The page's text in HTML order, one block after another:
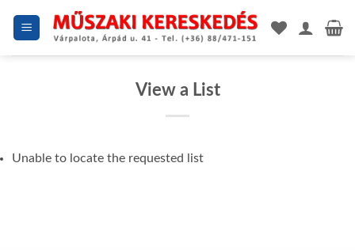
View a List
Unable to locate the requested list